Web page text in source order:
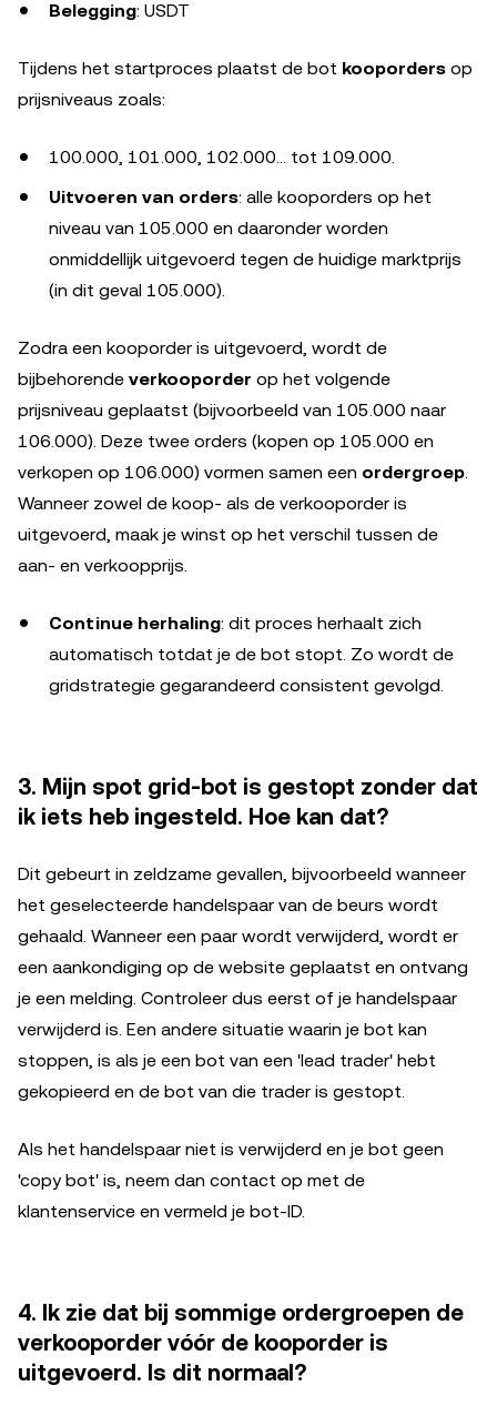
Belegging: USDT
Tijdens het startproces plaatst de bot kooporders op
prijsniveaus zoals:
100.000, 101.000, 102.000... tot 109.000.
Uitvoeren van orders: alle kooporders op het
niveau van 105.000 en daaronder worden
onmiddellijk uitgevoerd tegen de huidige marktprijs
(in dit geval 105.000).
Zodra een kooporder is uitgevoerd, wordt de
bijbehorende verkooporder op het volgende
prijsniveau geplaatst (bijvoorbeeld van 105.000 naar
106.000). Deze twee orders (kopen op 105.000 en
verkopen op 106.000) vormen samen een ordergroep.
Wanneer zowel de koop- als de verkooporder is
uitgevoerd, maak je winst op het verschil tussen de
aan- en verkoopprijs.
Continue herhaling: dit proces herhaalt zich
automatisch totdat je de bot stopt. Zo wordt de
gridstrategie gegarandeerd consistent gevolgd.
3. Mijn spot grid-bot is gestopt zonder dat
ik iets heb ingesteld. Hoe kan dat?
Dit gebeurt in zeldzame gevallen, bijvoorbeeld wanneer
het geselecteerde handelspaar van de beurs wordt
gehaald. Wanneer een paar wordt verwijderd, wordt er
een aankondiging op de website geplaatst en ontvang
je een melding. Controleer dus eerst of je handelspaar
verwijderd is. Een andere situatie waarin je bot kan
stoppen, is als je een bot van een 'lead trader' hebt
gekopieerd en de bot van die trader is gestopt.
Als het handelspaar niet is verwijderd en je bot geen
'copy bot' is, neem dan contact op met de
klantenservice en vermeld je bot-ID.
4. Ik zie dat bij sommige ordergroepen de
verkooporder vóór de kooporder is
uitgevoerd. Is dit normaal?